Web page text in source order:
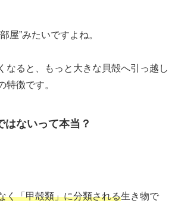
屋”みたいですよね。
なると、もっと大きな貝殻へ引っ越し
特徴です。
はないって本当？
く「甲殻類」に分類される生き物で